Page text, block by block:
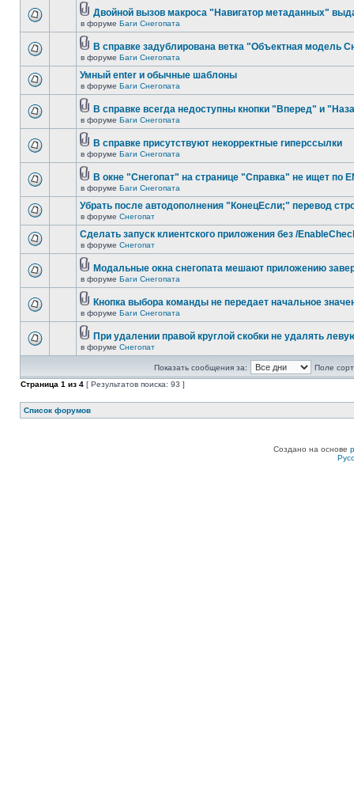
Двойной вызов макроса "Навигатор метаданных"
в форуме Баги Снегопата
В справке задублирована ветка "Объектная модель
в форуме Баги Снегопата
Умный enter и обычные шаблоны
в форуме Баги Снегопата
В справке всегда недоступны кнопки "Вперед" и
в форуме Баги Снегопата
В справке присутствуют некорректные гиперссылки
в форуме Баги Снегопата
В окне "Снегопат" на странице "Справка" не ищет по
в форуме Баги Снегопата
Убрать после автодополнения "КонецЕсли;" перевод
в форуме Снегопат
Cделать запуск клиентского приложения без /
в форуме Снегопат
Модальные окна снегопата мешают приложению
в форуме Баги Снегопата
Кнопка выбора команды не передает начальное
в форуме Баги Снегопата
При удалении правой круглой скобки не удалять
в форуме Снегопат
Показать сообщения за:
Поле
Страница 1 из 4 [ Результатов поиска: 93 ]
Список форумов
Создано на основе